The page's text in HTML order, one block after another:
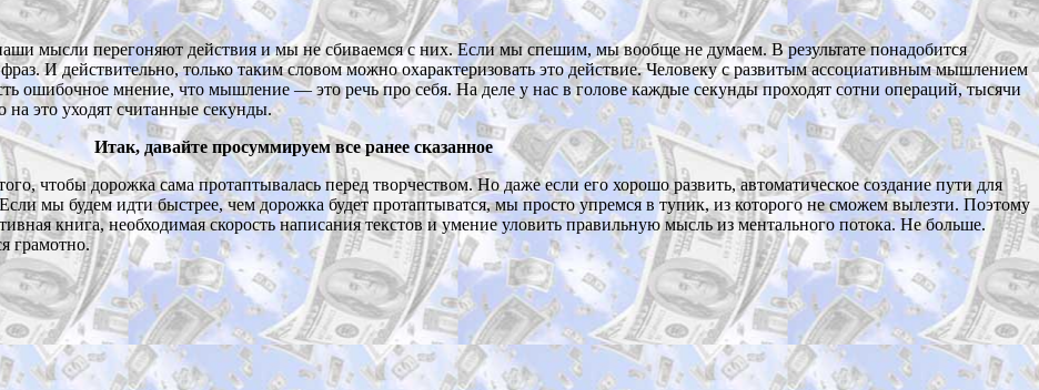
мысли перегоняют действия и мы не сбиваемся с них. Если мы спешим, мы вообще не думаем. В результате понадобится
И действительно, только таким словом можно охарактеризовать это действие. Человеку с развитым ассоциативным мышлением
ошибочное мнение, что мышление — это речь про себя. На деле у нас в голове каждые секунды проходят сотни операций, тысячи
это уходят считанные секунды.
Итак, давайте просуммируем все ранее сказанное
чтобы дорожка сама протаптывалась перед творчеством. Но даже если его хорошо развить, автоматическое создание пути для
мы будем идти быстрее, чем дорожка будет протаптыватся, мы просто упремся в тупик, из которого не сможем вылезти. Поэтому
книга, необходимая скорость написания текстов и умение уловить правильную мысль из ментального потока. Не больше.
грамотно.